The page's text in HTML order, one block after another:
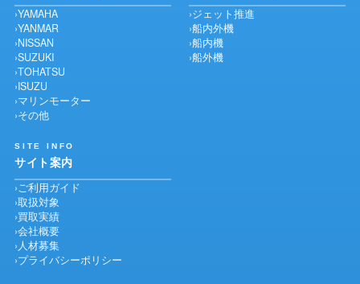
YAMAHA
YANMAR
NISSAN
SUZUKI
TOHATSU
ISUZU
マリンモーター
その他
ジェット推進
船内外機
船内機
船外機
SITE INFO
サイト案内
ご利用ガイド
取扱対象
買取実績
会社概要
人材募集
プライバシーポリシー